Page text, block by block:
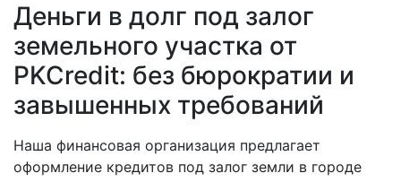
Деньги в долг под залог
земельного участка от
PKCredit: без бюрократии и
завышенных требований
Наша финансовая организация предлагает
оформление кредитов под залог земли в городе